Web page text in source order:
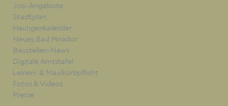
Job-Angebote
Stadtplan
Heurigenkalender
Neues Bad Mirador
Baustellen-News
Digitale Amtstafel
Leinen- & Maulkorbpflicht
Fotos & Videos
Presse